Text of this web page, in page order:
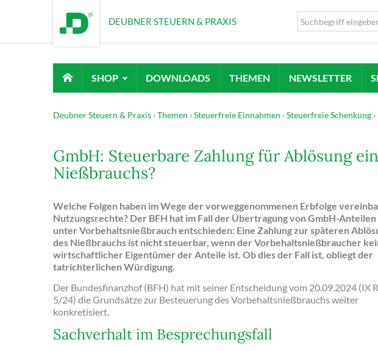
DEUBNER STEUERN & PRAXIS
SHOP DOWNLOADS THEMEN NEWSLETTER
Deubner Steuern & Praxis Themen Steuerfreie Einnahmen Steuerfreie Schenkung
GmbH: Steuerbare Zahlung für Ablösung
Nießbrauchs?
Welche Folgen haben im Wege der vorweggenommenen Erbfolge
Nutzungsrechte? Der BFH hat im Fall der Übertragung von GmbH-Anteilen
unter Vorbehaltsnießbrauch entschieden: Eine Zahlung zur späteren
des Nießbrauchs ist nicht steuerbar, wenn der Vorbehaltsnießbraucher
wirtschaftlicher Eigentümer der Anteile ist. Ob dies der Fall ist, obliegt der
tatrichterlichen Würdigung.
Der Bundesfinanzhof (BFH) hat mit seiner Entscheidung vom 20.09.2024 (IX R
5/24) die Grundsätze zur Besteuerung des Vorbehaltsnießbrauchs weiter
konkretisiert.
Sachverhalt im Besprechungsfall